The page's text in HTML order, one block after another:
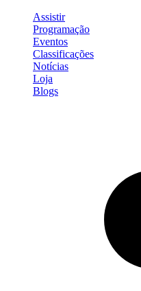
Assistir
Programação
Eventos
Classificações
Notícias
Loja
Blogs